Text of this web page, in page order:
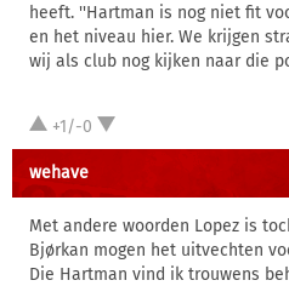
heeft. ''Hartman is nog niet fit
en het niveau hier. We krijgen
wij als club nog kijken naar die
+1/-0
wehave
Met andere woorden Lopez is
Bjørkan mogen het uitvechten
Die Hartman vind ik trouwens